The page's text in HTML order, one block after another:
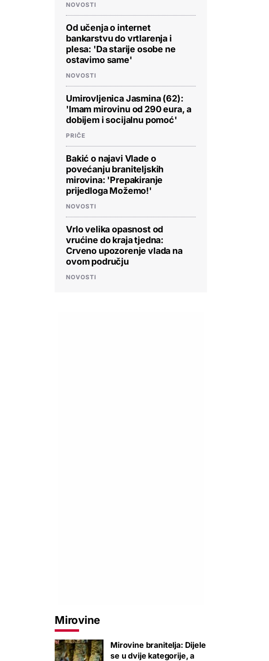
NOVOSTI
Od učenja o internet
bankarstvu do vrtlarenja i
plesa: 'Da starije osobe ne
ostavimo same'
NOVOSTI
Umirovljenica Jasmina (62):
'Imam mirovinu od 290 eura, a
dobijem i socijalnu pomoć'
PRIČE
Bakić o najavi Vlade o
povećanju braniteljskih
mirovina: 'Prepakiranje
prijedloga Možemo!'
NOVOSTI
Vrlo velika opasnost od
vrućine do kraja tjedna:
Crveno upozorenje vlada na
ovom području
NOVOSTI
Mirovine
Mirovine branitelja: Dijele
se u dvije kategorije, a